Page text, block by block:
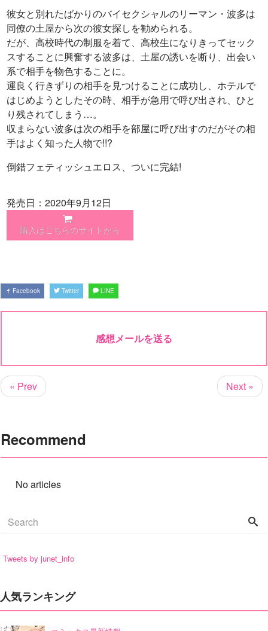
彼女と別れたばかりのバイセクシャルのリーマン・波多は
同僚の土屋から次の彼女探しを勧められる。
だが、高校時代の制服を着て、高校生になりきってセック
スすることに興奮する波多は、土屋の誘いを断り、出会い
系で相手を物色することに。
運良く行きずりの相手を見つけることに成功し、ホテルで
はじめようとしたその時、相手が急用で呼び出され、ひと
り残されてしまう…。
収まらない波多は次の相手を部屋に呼び出すのだがその相
手はよく知った人物で!!?
倒錯フェティッシュエロス、ついに完結!
発売日：2020年9月12日
購入はこちらのサイトから
Facebook Twitter LINE
感想メールを送る
« Prev Next »
Recommend
No articles
Tweets by junet_info
人気ランキング